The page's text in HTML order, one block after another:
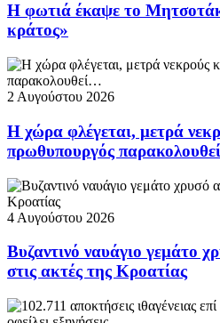
Η φωτιά έκαψε το
κράτος»
2 Αυγούστου 2026
Η χώρα φλέγεται, μετρά
πρωθυπουργός
4 Αυγούστου 2026
Βυζαντινό ναυάγιο γεμάτο
στις ακτές της Κροατίας